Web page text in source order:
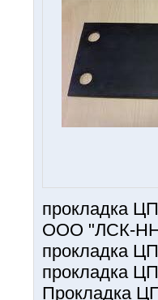
прокладка
ООО "ЛСК-
прокладка
прокладка
Прокладка